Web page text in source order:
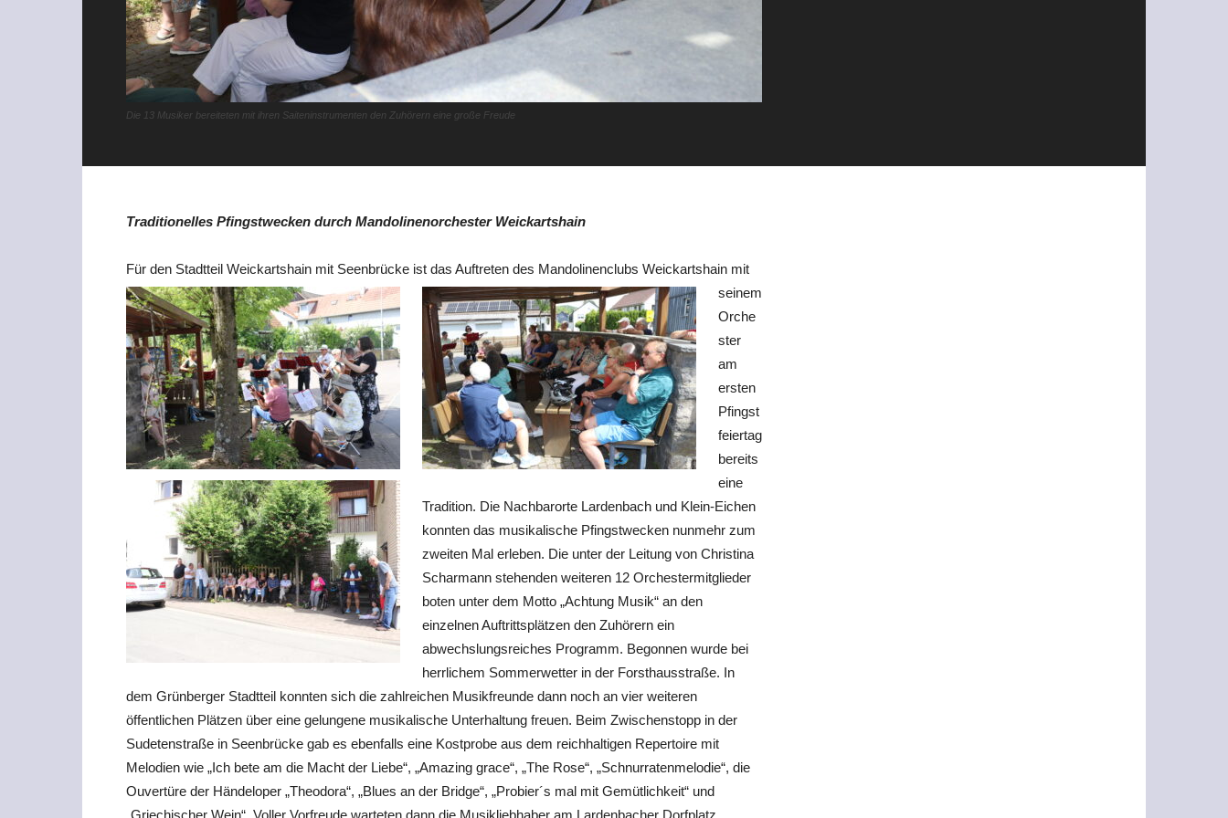
Die 13 Musiker bereiteten mit ihren Saiteninstrumenten den Zuhörern eine große Freude
Traditionelles Pfingstwecken durch Mandolinenorchester Weickartshain
Für den Stadtteil Weickartshain mit Seenbrücke ist das Auftreten des Mandolinenclubs Weickartshain mit
seinem
Orche
ster
am
ersten
Pfingst
feiertag
bereits
eine
Tradition. Die Nachbarorte Lardenbach und Klein-Eichen
konnten das musikalische Pfingstwecken nunmehr zum
zweiten Mal erleben. Die unter der Leitung von Christina
Scharmann stehenden weiteren 12 Orchestermitglieder
boten unter dem Motto „Achtung Musik“ an den
einzelnen Auftrittsplätzen den Zuhörern ein
abwechslungsreiches Programm. Begonnen wurde bei
herrlichem Sommerwetter in der Forsthausstraße. In
dem Grünberger Stadtteil konnten sich die zahlreichen Musikfreunde dann noch an vier weiteren
öffentlichen Plätzen über eine gelungene musikalische Unterhaltung freuen. Beim Zwischenstopp in der
Sudetenstraße in Seenbrücke gab es ebenfalls eine Kostprobe aus dem reichhaltigen Repertoire mit
Melodien wie „Ich bete am die Macht der Liebe“, „Amazing grace“, „The Rose“, „Schnurratenmelodie“, die
Ouvertüre der Händeloper „Theodora“, „Blues an der Bridge“, „Probier´s mal mit Gemütlichkeit“ und
„Griechischer Wein“. Voller Vorfreude warteten dann die Musikliebhaber am Lardenbacher Dorfplatz